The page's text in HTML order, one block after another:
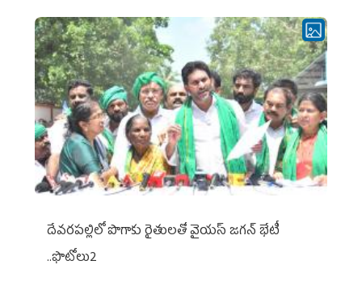
దేవరపల్లిలో పొగాకు రైతులతో వైయస్ జగన్ భేటీ
..ఫొటోలు2